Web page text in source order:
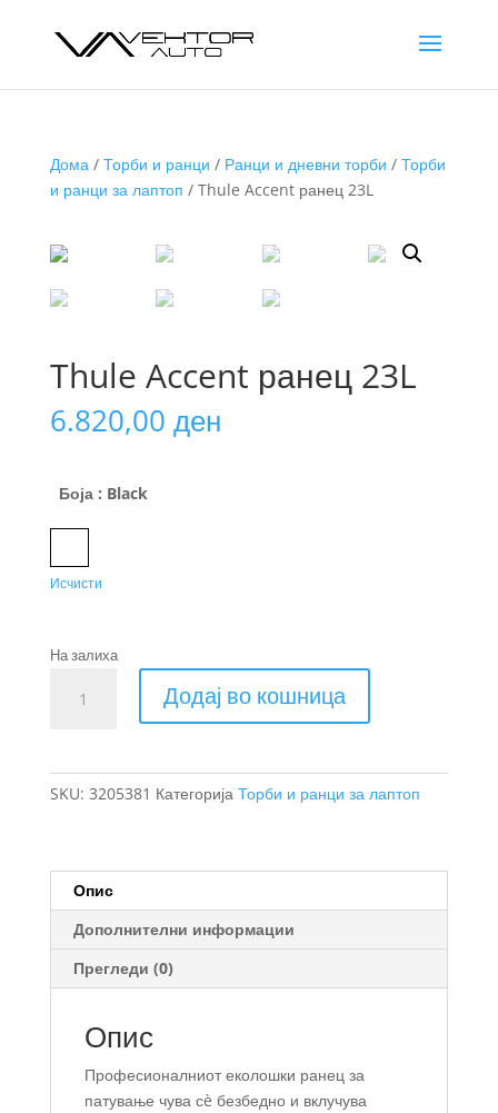
Дома/ Торби и ранци / Ранци и дневни торби / Торби
и ранци за лаптоп / Thule Accent ранец 23L
Thule Accent ранец 23L
6.820,00 ден
Боја : Black
Исчисти
На залиха
Accent
Додај во кошница
SKU: 3205381 Категорија Торби и ранци за лаптоп
Опис
Дополнителни информации
Прегледи (0)
Опис
Професионалниот еколошки ранец за
патување чува сè безбедно и вклучува